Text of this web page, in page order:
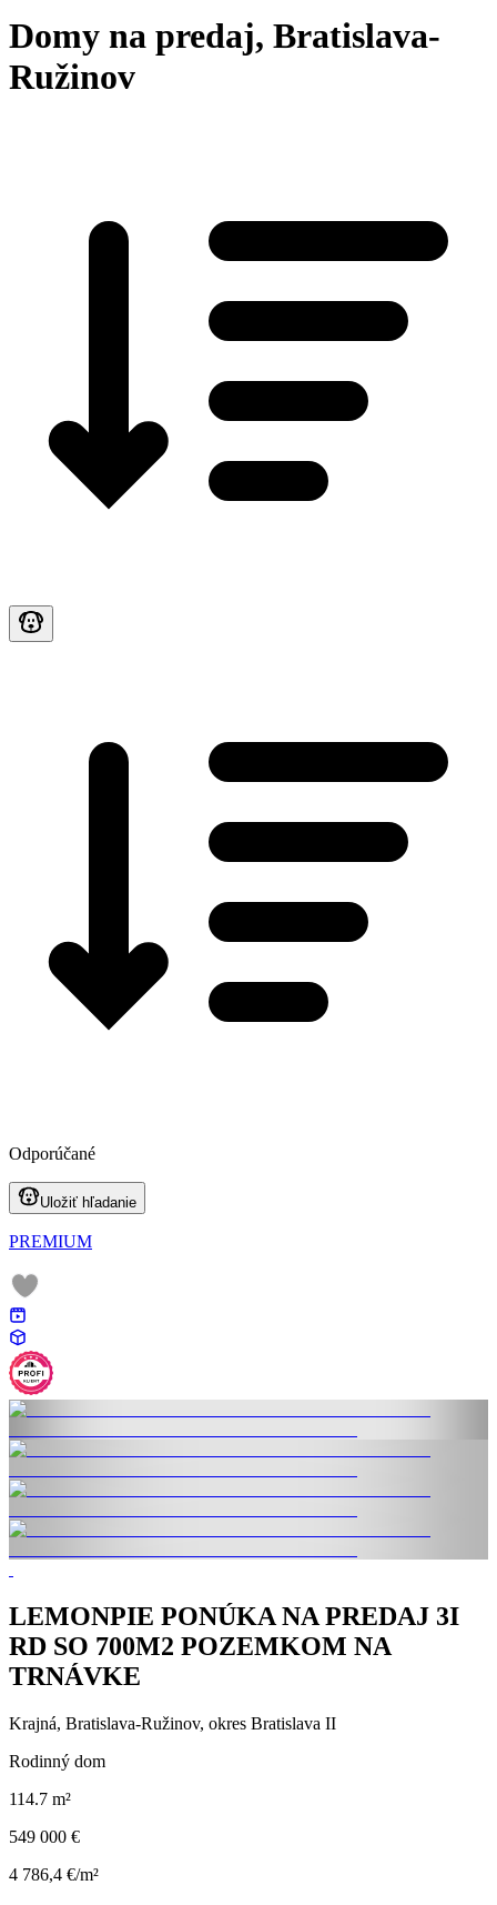
Domy na predaj, Bratislava-
Ružinov
Odporúčané
Uložiť hľadanie
PREMIUM
LEMONPIE PONÚKA NA PREDAJ 3I
RD SO 700M2 POZEMKOM NA
TRNÁVKE
Krajná, Bratislava-Ružinov, okres Bratislava II
Rodinný dom
114.7 m²
549 000 €
4 786,4 €/m²